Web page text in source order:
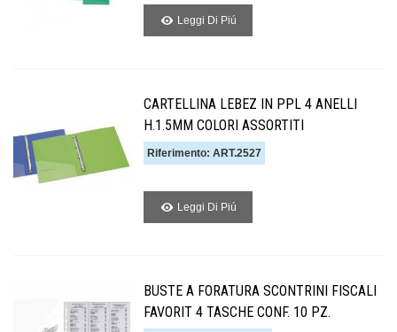
Leggi Di Piú
CARTELLINA LEBEZ IN PPL 4 ANELLI
H.1.5MM COLORI ASSORTITI
Riferimento: ART.2527
Leggi Di Piú
BUSTE A FORATURA SCONTRINI FISCALI
FAVORIT 4 TASCHE CONF. 10 PZ.